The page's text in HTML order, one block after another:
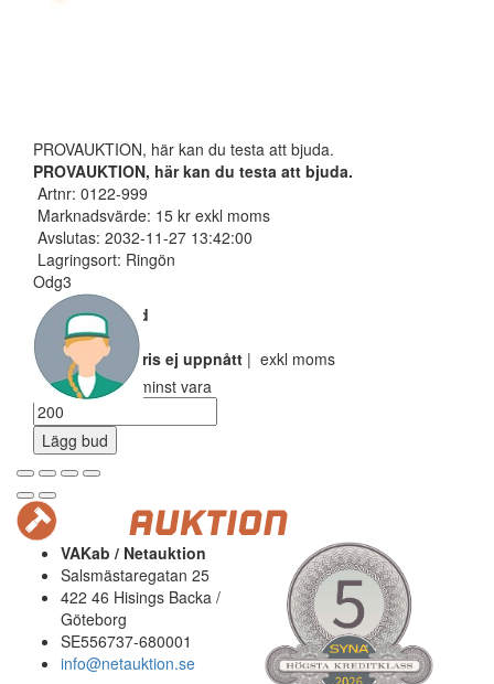
PROVAUKTION, här kan du testa att bjuda.
PROVAUKTION, här kan du testa att bjuda.
Artnr: 0122-999
Marknadsvärde: 15 kr exkl moms
Avslutas: 2032-11-27 13:42:00
Lagringsort: Ringön
Odg3
Nuvarande bud
100 SEK
Reservarionspris ej uppnått | exkl moms
Ditt bud måste minst vara
Lägg bud
VAKab / Netauktion
Salsmästaregatan 25
422 46 Hisings Backa /
Göteborg
SE556737-680001
info@netauktion.se